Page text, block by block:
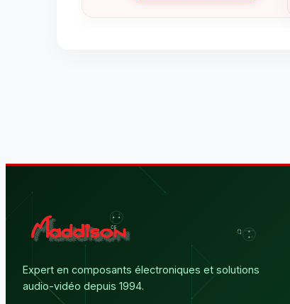
Expert en composants électroniques et solutions
audio-vidéo depuis 1994.